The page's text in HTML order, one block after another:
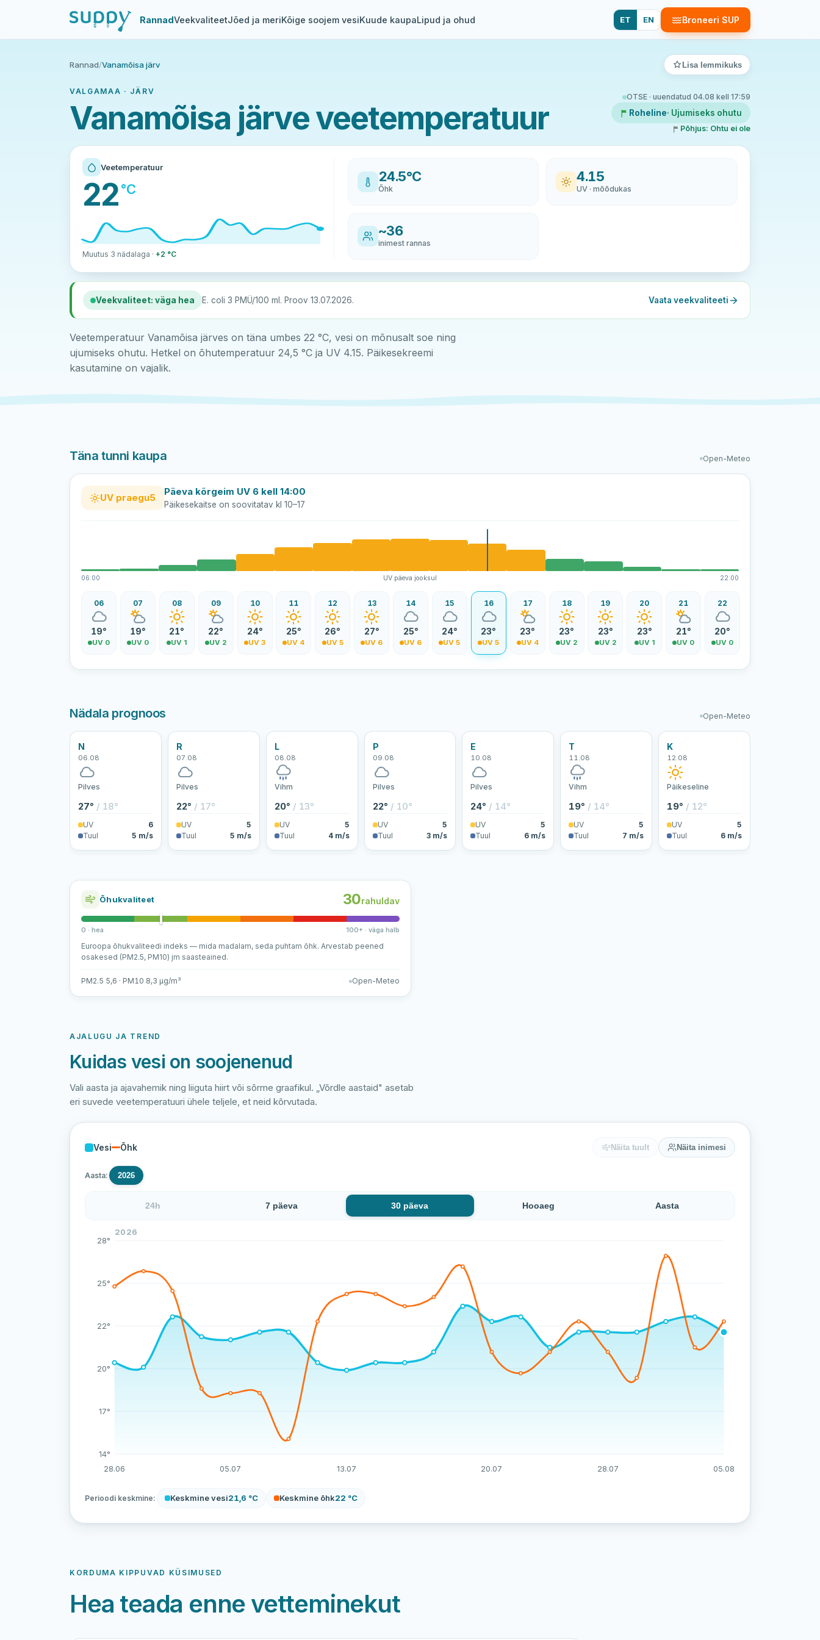
RannadVeekvaliteetJõed ja meriKõige soojem vesiKuude kaupaLipud ja ohud ET EN Broneeri SUP
Rannad/Vanamõisa järv Lisa lemmikuks
VALGAMAA · JÄRV
Vanamõisa järve veetemperatuur
OTSE · uuendatud 04.08 kell 17:59
Roheline· Ujumiseks ohutu
Põhjus: Ohtu ei ole
Veetemperatuur
22°C
Muutus 3 nädalaga · +2 °C
24.5°C
Õhk
4.15
UV · mõõdukas
~36
inimest rannas
Veekvaliteet: väga hea E. coli 3 PMÜ/100 ml. Proov 13.07.2026. Vaata veekvaliteeti
Veetemperatuur Vanamõisa järves on täna umbes 22 °C, vesi on mõnusalt soe ning
ujumiseks ohutu. Hetkel on õhutemperatuur 24,5 °C ja UV 4.15. Päikesekreemi
kasutamine on vajalik.
Täna tunni kaupa Open-Meteo
UV praegu5
Päeva kõrgeim UV 6 kell 14:00
Päikesekaitse on soovitatav kl 10–17
06:00 UV päeva jooksul 22:00
06
19°
UV 0
07
19°
UV 0
08
21°
UV 1
09
22°
UV 2
10
24°
UV 3
11
25°
UV 4
12
26°
UV 5
13
27°
UV 6
14
25°
UV 6
15
24°
UV 5
16
23°
UV 5
17
23°
UV 4
18
23°
UV 2
19
23°
UV 2
20
23°
UV 1
21
21°
UV 0
22
20°
UV 0
Nädala prognoos Open-Meteo
N
06.08
Pilves
27° / 18°
UV
6
Tuul
5 m/s
R
07.08
Pilves
22° / 17°
UV
5
Tuul
5 m/s
L
08.08
Vihm
20° / 13°
UV
5
Tuul
4 m/s
P
09.08
Pilves
22° / 10°
UV
5
Tuul
3 m/s
E
10.08
Pilves
24° / 14°
UV
5
Tuul
6 m/s
T
11.08
Vihm
19° / 14°
UV
5
Tuul
7 m/s
K
12.08
Päikeseline
19° / 12°
UV
5
Tuul
6 m/s
Õhukvaliteet 30rahuldav
0 · hea 100+ · väga halb
Euroopa õhukvaliteedi indeks — mida madalam, seda puhtam õhk. Arvestab peened
osakesed (PM2.5, PM10) jm saasteained.
PM2.5 5,6 · PM10 8,3 µg/m³ Open-Meteo
AJALUGU JA TREND
Kuidas vesi on soojenenud
Vali aasta ja ajavahemik ning liiguta hiirt või sõrme graafikul. „Võrdle aastaid" asetab
eri suvede veetemperatuuri ühele teljele, et neid kõrvutada.
Vesi Õhk Näita tuult Näita inimesi
Aasta: 2026
24h 7 päeva 30 päeva Hooaeg Aasta
Vanamõisa järve veetemperatuur on viimase 22 mõõtmise jooksul tõusnud: alates 20 °C kuni 22 °C (madalaim 19,5 °C, kõrgeim 23,7 °C).
14°
17°
20°
22°
25°
28°
28.06 05.07 13.07 20.07 28.07 05.08
2026
Perioodi keskmine: Keskmine vesi21,6 °C Keskmine õhk22 °C
KORDUMA KIPPUVAD KÜSIMUSED
Hea teada enne vetteminekut